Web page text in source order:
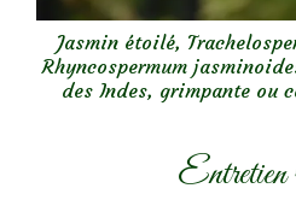
Jasmin étoilé,
Rhyncospermum
des Indes, grimpante ou
Entretien